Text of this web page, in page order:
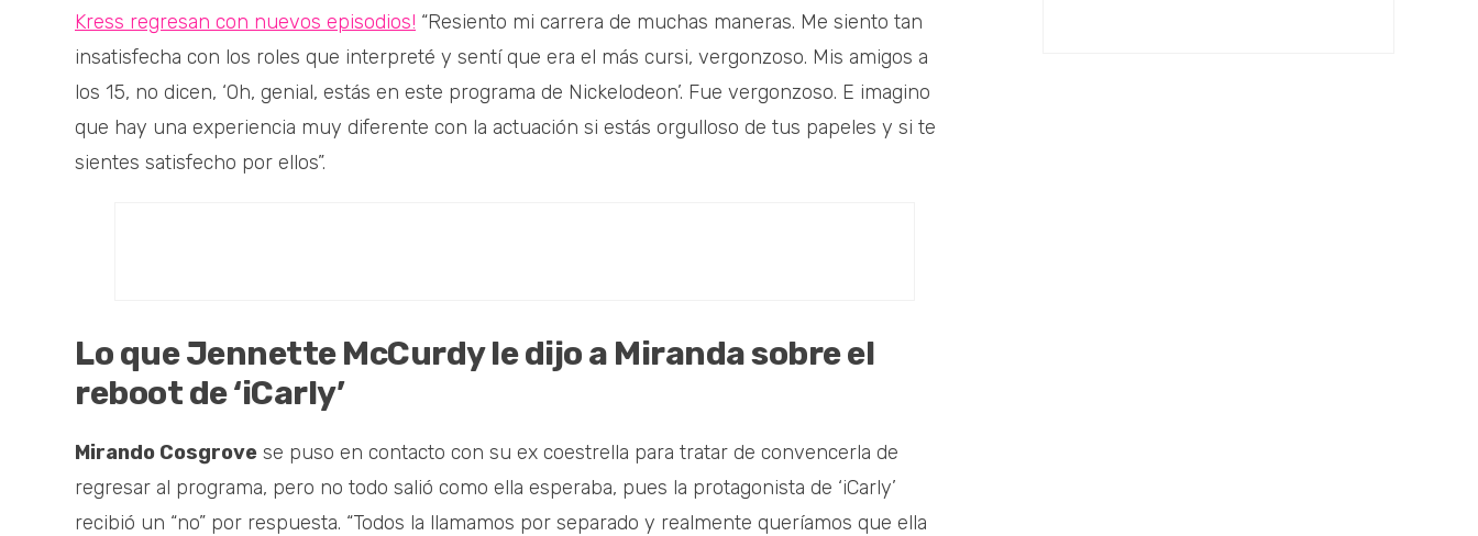
Kress regresan con nuevos episodios! “Resiento mi carrera de muchas maneras. Me siento tan
insatisfecha con los roles que interpreté y sentí que era el más cursi, vergonzoso. Mis amigos a
los 15, no dicen, ‘Oh, genial, estás en este programa de Nickelodeon’. Fue vergonzoso. E imagino
que hay una experiencia muy diferente con la actuación si estás orgulloso de tus papeles y si te
sientes satisfecho por ellos”.
Lo que Jennette McCurdy le dijo a Miranda sobre el
reboot de ‘iCarly’
Mirando Cosgrove se puso en contacto con su ex coestrella para tratar de convencerla de
regresar al programa, pero no todo salió como ella esperaba, pues la protagonista de ‘iCarly’
recibió un “no” por respuesta. “Todos la llamamos por separado y realmente queríamos que ella